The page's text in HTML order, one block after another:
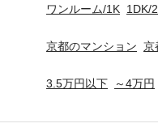
ワンルーム/1K 1DK/
京都のマンション 京
3.5万円以下 ～4万円